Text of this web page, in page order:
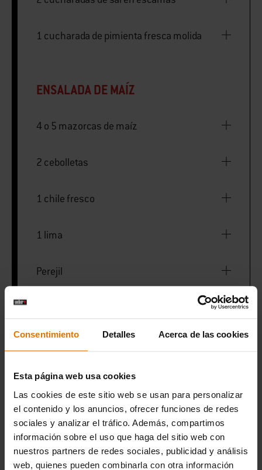
Consentimiento Detalles Acerca de las cookies
Esta página web usa cookies
Las cookies de este sitio web se usan para personalizar
el contenido y los anuncios, ofrecer funciones de redes
sociales y analizar el tráfico. Además, compartimos
información sobre el uso que haga del sitio web con
nuestros partners de redes sociales, publicidad y análisis
web, quienes pueden combinarla con otra información
1 cucharada de pimienta fresca molida
ENSALADA DE MAÍZ
4 o 5 mazorcas de maíz
2 cebolletas
1 chile fresco
1 lima
Perejil
IMPRIMIR ESTA LISTA